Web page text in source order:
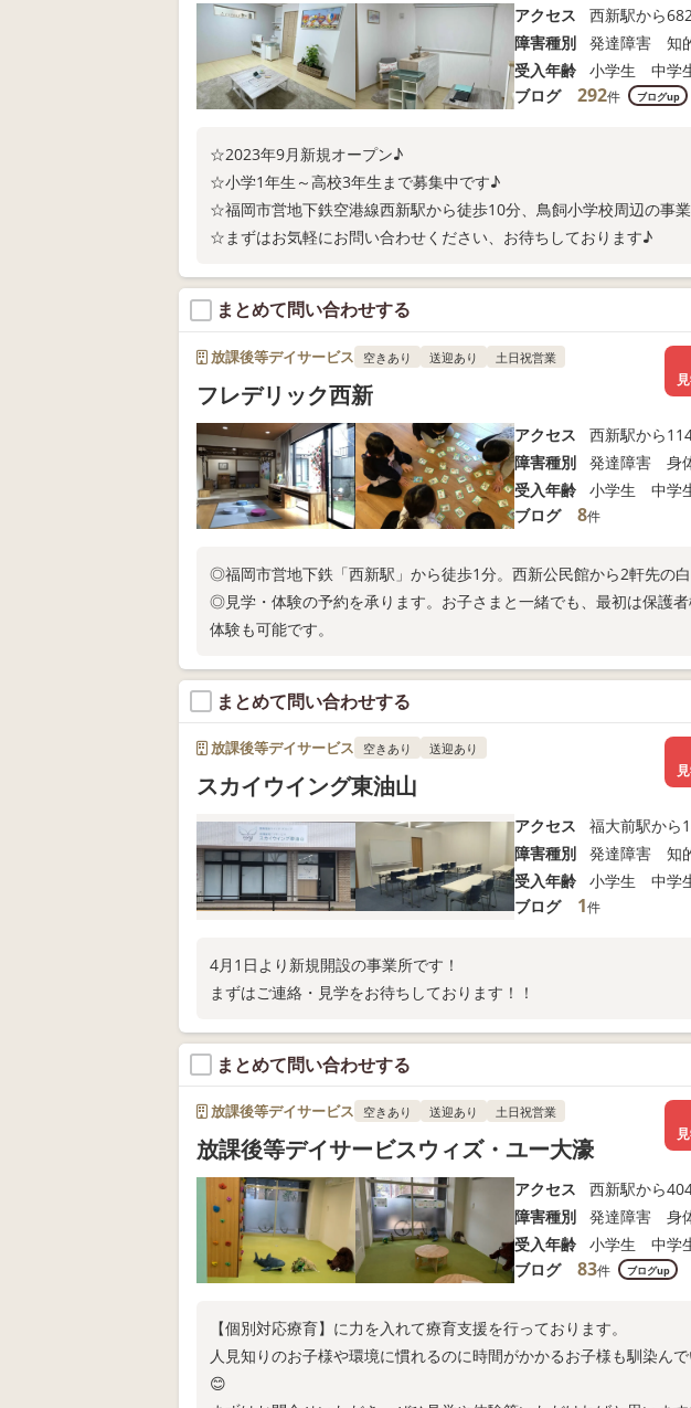
アクセス
西新駅から
障害種別
発達障害 知
受入年齢
小学生 中学
ブログ
292件 ブログup
☆2023年9月新規オープン♪
☆小学1年生～高校3年生まで募集中です♪
☆福岡市営地下鉄空港線西新駅から徒歩10分、鳥飼小学校周辺の事
☆まずはお気軽にお問い合わせください、お待ちしております♪
まとめて問い合わせする
放課後等デイサービス 空きあり 送迎あり 土日祝営業
フレデリック西新
アクセス
西新駅から
障害種別
発達障害 身
受入年齢
小学生 中学
ブログ
8件
◎福岡市営地下鉄「西新駅」から徒歩1分。西新公民館から2軒先の
◎見学・体験の予約を承ります。お子さまと一緒でも、最初は保護
体験も可能です。
まとめて問い合わせする
放課後等デイサービス 空きあり 送迎あり
スカイウイング東油山
アクセス
福大前駅から
障害種別
発達障害 知
受入年齢
小学生 中学
ブログ
1件
4月1日より新規開設の事業所です！
まずはご連絡・見学をお待ちしております！！
まとめて問い合わせする
放課後等デイサービス 空きあり 送迎あり 土日祝営業
放課後等デイサービスウィズ・ユー大濠
アクセス
西新駅から
障害種別
発達障害 身
受入年齢
小学生 中学
ブログ
83件 ブログup
【個別対応療育】に力を入れて療育支援を行っております。
人見知りのお子様や環境に慣れるのに時間がかかるお子様も馴染ん
😊